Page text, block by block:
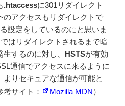
.htaccessに301リダイレクト
のアクセスもリダイレクトで
設定をしているのにと思いま
はリダイレクトされるまで暗
するのに対し、 HSTSが有効
通信でアクセスに来るように
りセキュアな通信が可能と
サイト：
Mozilla MDN）